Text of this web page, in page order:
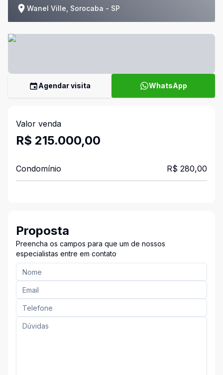
Wanel Ville, Sorocaba - SP
Agendar visita WhatsApp
Valor venda
R$ 215.000,00
Condomínio R$ 280,00
Proposta
Preencha os campos para que um de nossos
especialistas entre em contato